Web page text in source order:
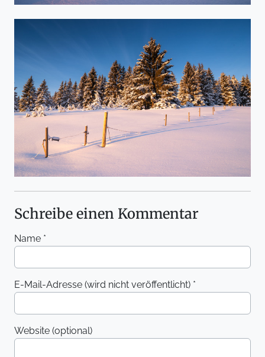
Schreibe einen Kommentar
Name *
E-Mail-Adresse (wird nicht veröffentlicht) *
Website (optional)